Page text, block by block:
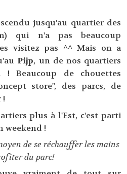
jusqu'au quartier des
qui n'a pas beaucoup
visitez pas ^^ Mais on a
Pijp, un de nos quartiers
Beaucoup de chouettes
store", des parcs, de
!
plus à l'Est, c'est parti
weekend !
de se réchauffer les mains
du parc!